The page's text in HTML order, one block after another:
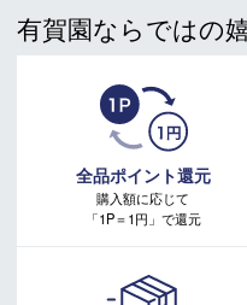
注意事項：
・有賀園ポイントの獲
・本特典は予告なく変
・本キャンペーンの特典を受
詳しくはこちらをご確
キャンペーンページ
有賀園ならではの
全品ポイント還元
購入額に応じて
「1P＝1円」で還元